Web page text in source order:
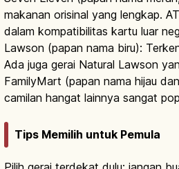
makanan orisinal yang lengkap.
dalam kompatibilitas kartu luar
Lawson (papan nama biru):
Ada juga gerai Natural Lawson
FamilyMart (papan nama hijau
camilan hangat lainnya sangat
Tips Memilih untuk Pemula